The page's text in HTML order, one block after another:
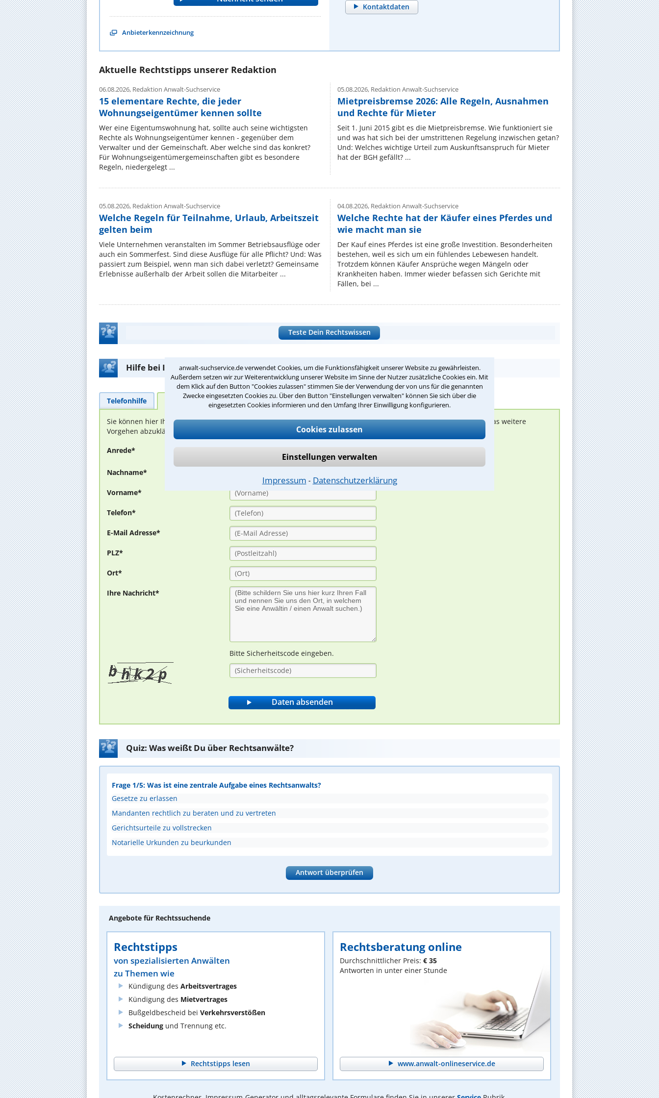
anwalt-suchservice.de verwendet Cookies, um die Funktionsfähigkeit unserer Website zu gewährleisten.
Außerdem setzen wir zur Weiterentwicklung unserer Website im Sinne der Nutzer zusätzliche Cookies ein. Mit
dem Klick auf den Button "Cookies zulassen" stimmen Sie der Verwendung der von uns für die genannten
Zwecke eingesetzten Cookies zu. Über den Button "Einstellungen verwalten" können Sie sich über die
eingesetzten Cookies informieren und den Umfang Ihrer Einwilligung konfigurieren.
Cookies zulassen
Einstellungen verwalten
Impressum ⁃ Datenschutzerklärung
Anbieterkennzeichnung
Kontaktdaten
Aktuelle Rechtstipps unserer Redaktion
06.08.2026, Redaktion Anwalt-Suchservice
15 elementare Rechte, die jeder
Wohnungseigentümer kennen sollte
Wer eine Eigentumswohnung hat, sollte auch seine wichtigsten
Rechte als Wohnungseigentümer kennen - gegenüber dem
Verwalter und der Gemeinschaft. Aber welche sind das konkret?
Für Wohnungseigentümergemeinschaften gibt es besondere
Regeln, niedergelegt ...
05.08.2026,Redaktion Anwalt-Suchservice
Mietpreisbremse 2026: Alle Regeln, Ausnahmen
und Rechte für Mieter
Seit 1. Juni 2015 gibt es die Mietpreisbremse. Wie funktioniert sie
und was hat sich bei der umstrittenen Regelung inzwischen getan?
Und: Welches wichtige Urteil zum Auskunftsanspruch für Mieter
hat der BGH gefällt? ...
05.08.2026, Redaktion Anwalt-Suchservice
Welche Regeln für Teilnahme, Urlaub, Arbeitszeit
gelten beim
Viele Unternehmen veranstalten im Sommer Betriebsausflüge oder
auch ein Sommerfest. Sind diese Ausflüge für alle Pflicht? Und: Was
passiert zum Beispiel, wenn man sich dabei verletzt? Gemeinsame
Erlebnisse außerhalb der Arbeit sollen die Mitarbeiter ...
04.08.2026,Redaktion Anwalt-Suchservice
Welche Rechte hat der Käufer eines Pferdes und
wie macht man sie
Der Kauf eines Pferdes ist eine große Investition. Besonderheiten
bestehen, weil es sich um ein fühlendes Lebewesen handelt.
Trotzdem können Käufer Ansprüche wegen Mängeln oder
Krankheiten haben. Immer wieder befassen sich Gerichte mit
Fällen, bei ...
Teste Dein Rechtswissen
Hilfe bei Ihrer Anwaltsuche?
Telefonhilfe Beratungsanfrage
Sie können hier Ihren Fall schildern. Anschließend werden sich spezialisierte Rechtsanwälte bei Ihnen melden, um das weitere
Vorgehen abzuklären. Die Rückmeldung durch einen Anwalt ist für Sie kostenlos.
Anrede*
Nachname*
Vorname*
Telefon*
E-Mail Adresse*
PLZ*
Ort*
Ihre Nachricht*
Bitte Sicherheitscode eingeben.
Quiz: Was weißt Du über Rechtsanwälte?
Frage 1/5: Was ist eine zentrale Aufgabe eines Rechtsanwalts?
Gesetze zu erlassen
Mandanten rechtlich zu beraten und zu vertreten
Gerichtsurteile zu vollstrecken
Notarielle Urkunden zu beurkunden
Antwort überprüfen
Angebote für Rechtssuchende
Rechtstipps
von spezialisierten Anwälten
zu Themen wie
Kündigung des Arbeitsvertrages
Kündigung des Mietvertrages
Bußgeldbescheid bei Verkehrsverstößen
Scheidung und Trennung etc.
Rechtstipps lesen
Rechtsberatung online
Durchschnittlicher Preis: € 35
Antworten in unter einer Stunde
www.anwalt-onlineservice.de